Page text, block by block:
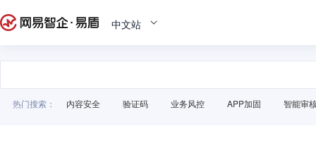
中文站
热门搜索： 内容安全 验证码 业务风控 APP加固 智能审